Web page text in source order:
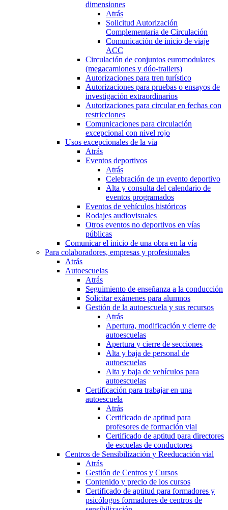
dimensiones
Atrás
Solicitud Autorización
Complementaria de Circulación
Comunicación de inicio de viaje
ACC
Circulación de conjuntos euromodulares
(megacamiones y dúo-trailers)
Autorizaciones para tren turístico
Autorizaciones para pruebas o ensayos de
investigación extraordinarios
Autorizaciones para circular en fechas con
restricciones
Comunicaciones para circulación
excepcional con nivel rojo
Usos excepcionales de la vía
Atrás
Eventos deportivos
Atrás
Celebración de un evento deportivo
Alta y consulta del calendario de
eventos programados
Eventos de vehículos históricos
Rodajes audiovisuales
Otros eventos no deportivos en vías
públicas
Comunicar el inicio de una obra en la vía
Para colaboradores, empresas y profesionales
Atrás
Autoescuelas
Atrás
Seguimiento de enseñanza a la conducción
Solicitar exámenes para alumnos
Gestión de la autoescuela y sus recursos
Atrás
Apertura, modificación y cierre de
autoescuelas
Apertura y cierre de secciones
Alta y baja de personal de
autoescuelas
Alta y baja de vehículos para
autoescuelas
Certificación para trabajar en una
autoescuela
Atrás
Certificado de aptitud para
profesores de formación vial
Certificado de aptitud para directores
de escuelas de conductores
Centros de Sensibilización y Reeducación vial
Atrás
Gestión de Centros y Cursos
Contenido y precio de los cursos
Certificado de aptitud para formadores y
psicólogos formadores de centros de